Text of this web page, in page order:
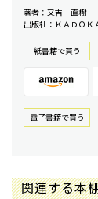
著者：又吉 直樹
出版社：ＫＡＤＯＫ
紙書籍で買う
電⼦書籍で買う
関連する本